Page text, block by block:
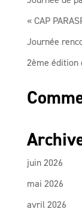
« CAP
Journée
2ème édition
juin 2026
mai 2026
avril 2026